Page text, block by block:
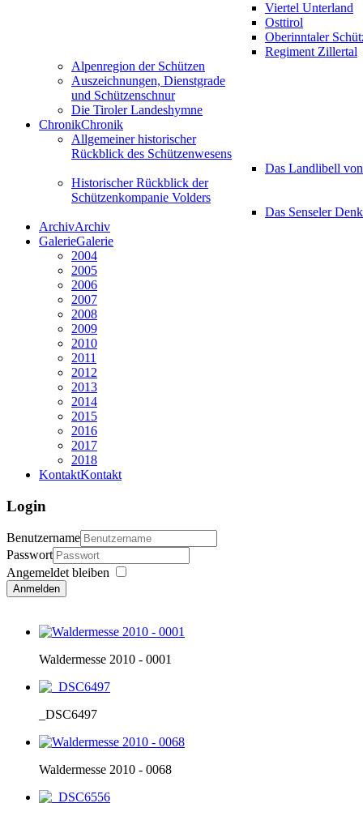
Viertel Unterland
Osttirol
Oberinntaler
Regiment Zillertal
Alpenregion der Schützen
Auszeichnungen, Dienstgrade
und Schützenschnur
Die Tiroler Landeshymne
ChronikChronik
Allgemeiner historischer
Rückblick des Schützenwesens
Das Landlibell
Historischer Rückblick der
Schützenkompanie Volders
Das Senseler
ArchivArchiv
GalerieGalerie
2004
2005
2006
2007
2008
2009
2010
2011
2012
2013
2014
2015
2016
2017
2018
KontaktKontakt
Login
Benutzername
Passwort
Angemeldet bleiben
Anmelden
Waldermesse 2010 - 0001
_DSC6497
Waldermesse 2010 - 0068